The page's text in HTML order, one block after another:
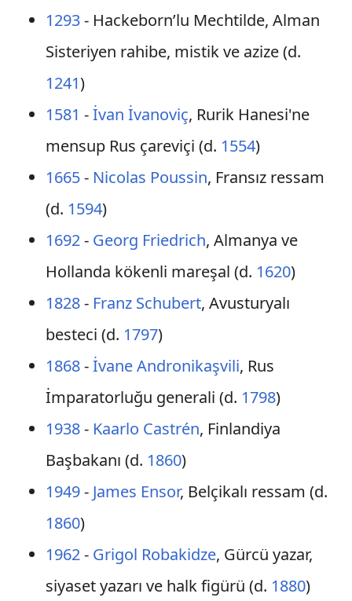
1293- Hackeborn’lu Mechtilde, Alman
Sisteriyen rahibe, mistik ve azize (d.
1241)
1581 -İvan İvanoviç, Rurik Hanesi'ne
mensup Rus çareviçi (d. 1554)
1665- Nicolas Poussin, Fransız ressam
(d. 1594)
1692- Georg Friedrich, Almanya ve
Hollanda kökenli mareşal (d. 1620)
1828- Franz Schubert, Avusturyalı
besteci (d. 1797)
1868-İvane Andronikaşvili, Rus
İmparatorluğu generali (d. 1798)
1938- Kaarlo Castrén, Finlandiya
Başbakanı (d. 1860)
1949- James Ensor, Belçikalı ressam (d.
1860)
1962- Grigol Robakidze, Gürcü yazar,
siyaset yazarı ve halk figürü (d. 1880)